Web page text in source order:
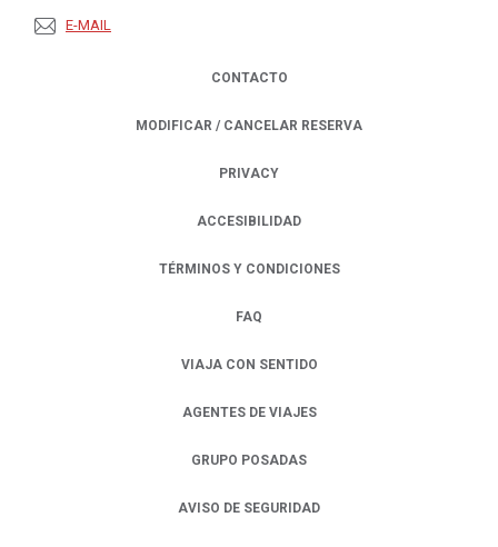
E-MAIL
CONTACTO
MODIFICAR / CANCELAR RESERVA
PRIVACY
OPENS IN A NEW TAB.
ACCESIBILIDAD
TÉRMINOS Y CONDICIONES
FAQ
VIAJA CON SENTIDO
AGENTES DE VIAJES
GRUPO POSADAS
AVISO DE SEGURIDAD